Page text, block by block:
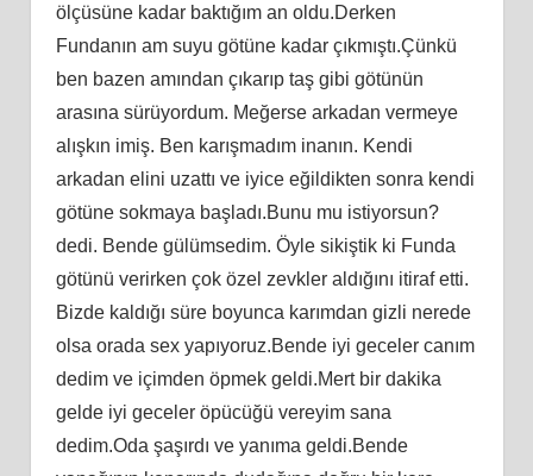
ölçüsüne kadar baktığım an oldu.Derken
Fundanın am suyu götüne kadar çıkmıştı.Çünkü
ben bazen amından çıkarıp taş gibi götünün
arasına sürüyordum. Meğerse arkadan vermeye
alışkın imiş. Ben karışmadım inanın. Kendi
arkadan elini uzattı ve iyice eğildikten sonra kendi
götüne sokmaya başladı.Bunu mu istiyorsun?
dedi. Bende gülümsedim. Öyle sikiştik ki Funda
götünü verirken çok özel zevkler aldığını itiraf etti.
Bizde kaldığı süre boyunca karımdan gizli nerede
olsa orada sex yapıyoruz.Bende iyi geceler canım
dedim ve içimden öpmek geldi.Mert bir dakika
gelde iyi geceler öpücüğü vereyim sana
dedim.Oda şaşırdı ve yanıma geldi.Bende